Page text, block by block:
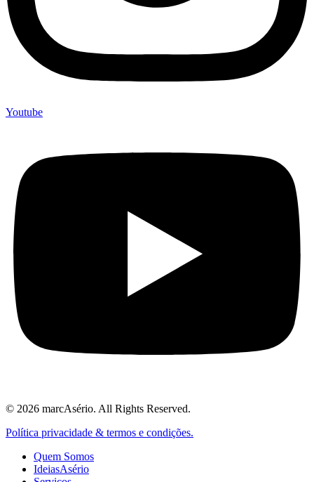
Youtube
© 2026 marcAsério. All Rights Reserved.
Política privacidade & termos e condições.
Quem Somos
IdeiasAsério